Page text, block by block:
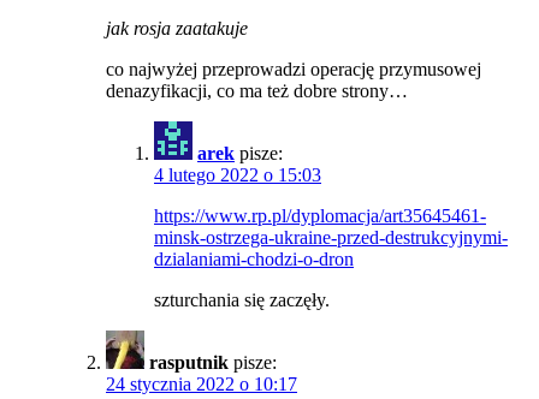
jak rosja zaatakuje
co najwyżej przeprowadzi operację przymusowej
denazyfikacji, co ma też dobre strony…
arek pisze:
4 lutego 2022 o 15:03
https://www.rp.pl/dyplomacja/art35645461-
minsk-ostrzega-ukraine-przed-destrukcyjnymi-
dzialaniami-chodzi-o-dron
szturchania się zaczęły.
rasputnik pisze:
24 stycznia 2022 o 10:17